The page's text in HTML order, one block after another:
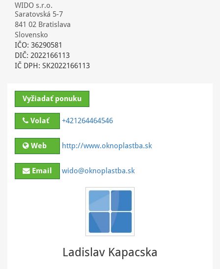
WIDO s.r.o.
Saratovská 5-7
841 02 Bratislava
Slovensko
IČO: 36290581
DIČ: 2022166113
IČ DPH: SK2022166113
Vyžiadať ponuku
Volať +421264464546
Web http://www.oknoplastba.sk
Email wido@oknoplastba.sk
Ladislav Kapacska